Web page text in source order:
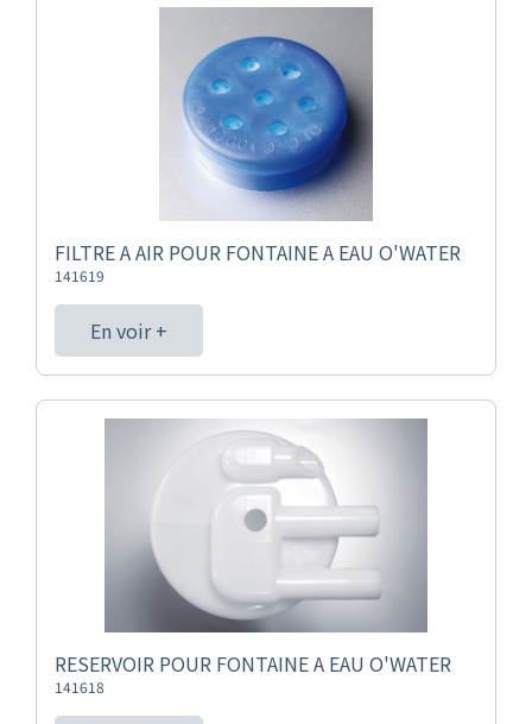
FILTRE A AIR POUR FONTAINE A EAU O'WATER
141619
En voir +
RESERVOIR POUR FONTAINE A EAU O'WATER
141618